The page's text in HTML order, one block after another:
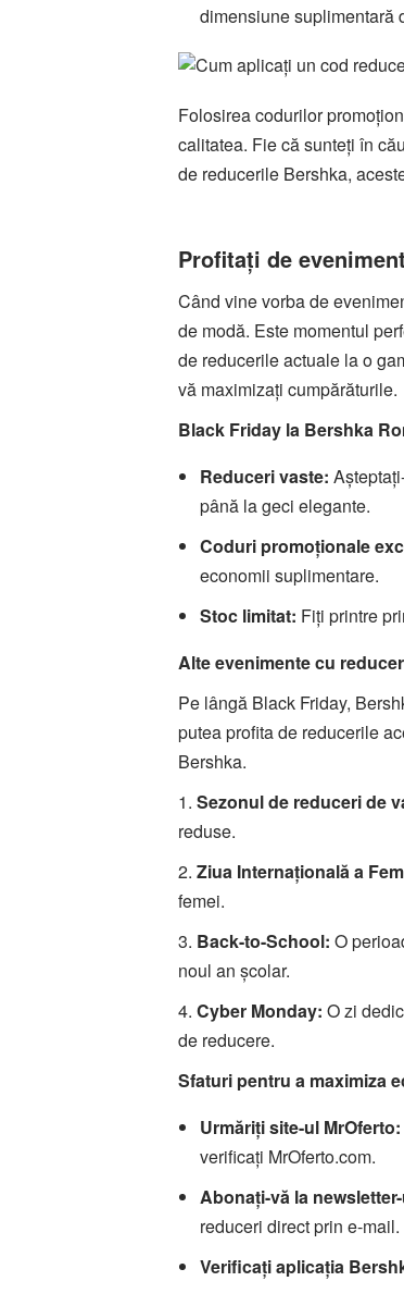
dimensiune suplimentară
Folosirea codurilor
calitatea. Fie că sunteți în
de reducerile Bershka,
Profitați de
Când vine vorba de
de modă. Este momentul
de reducerile actuale la o
vă maximizați cumpărăturile.
Black Friday la Bershka
Reduceri vaste:
până la geci elegante.
Coduri promoționale
economii suplimentare.
Stoc limitat: Fiți printre
Alte evenimente cu
Pe lângă Black Friday,
putea profita de reducerile
Bershka.
1.Sezonul de reduceri de
reduse.
2.Ziua Internațională a
femei.
3. Back-to-School: O
noul an școlar.
4.Cyber Monday: O zi
de reducere.
Sfaturi pentru a maximiza
Urmăriți site-ul MrOferto:
verificați MrOferto.com.
Abonați-vă la
reduceri direct prin e-mail.
Verificați aplicația